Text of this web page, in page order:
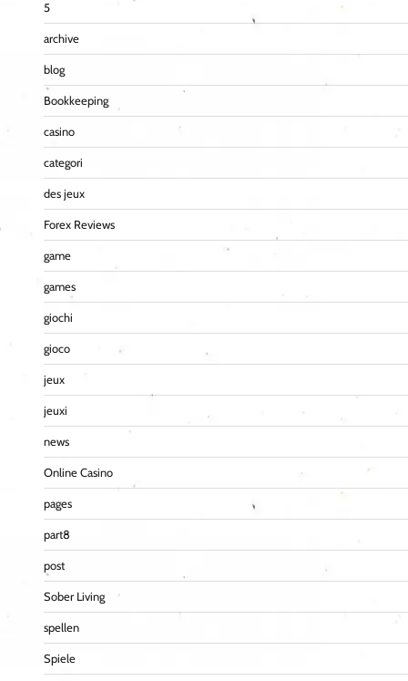
5
archive
blog
Bookkeeping
casino
categori
des jeux
Forex Reviews
game
games
giochi
gioco
jeux
jeuxi
news
Online Casino
pages
part8
post
Sober Living
spellen
Spiele